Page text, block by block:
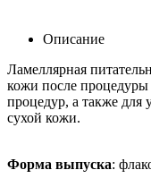
Описание
Ламеллярная
кожи после процедуры
процедур, а также для
сухой кожи.
Форма выпуска: